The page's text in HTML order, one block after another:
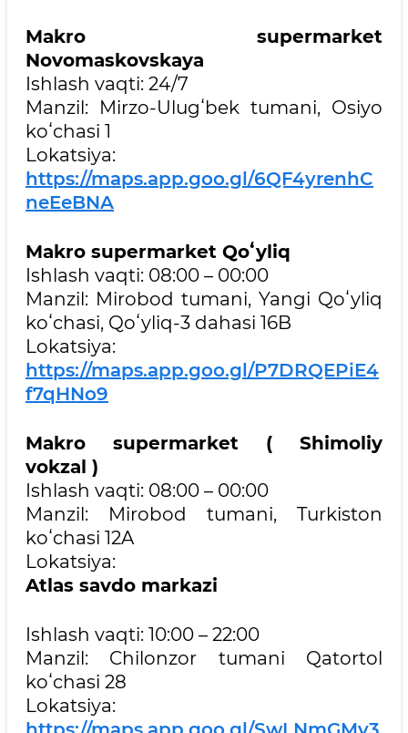
Makro supermarket
Novomaskovskaya
Ishlash vaqti: 24/7
Manzil: Mirzo-Ulugʻbek tumani, Osiyo
koʻchasi 1
Lokatsiya:
https://maps.app.goo.gl/6QF4yrenhC
neEeBNA
Makro supermarket Qoʻyliq
Ishlash vaqti: 08:00 – 00:00
Manzil: Mirobod tumani, Yangi Qoʻyliq
koʻchasi, Qoʻyliq-3 dahasi 16B
Lokatsiya:
https://maps.app.goo.gl/P7DRQEPiE4
f7qHNo9
Makro supermarket ( Shimoliy
vokzal )
Ishlash vaqti: 08:00 – 00:00
Manzil: Mirobod tumani, Turkiston
koʻchasi 12A
Lokatsiya:
Atlas savdo markazi
Ishlash vaqti: 10:00 – 22:00
Manzil: Chilonzor tumani Qatortol
koʻchasi 28
Lokatsiya: